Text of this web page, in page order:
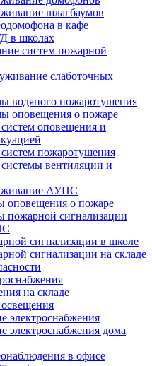
шлагбаумов
в кафе
в школах
систем пожарной
слаботочных
водяного пожаротушения
оповещения о пожаре
оповещения и
пожаротушения
вентиляции и
АУПС
оповещения о пожаре
пожарной сигнализации
сигнализации в школе
сигнализации на складе
на складе
электроснабжения
электроснабжения дома
в офисе